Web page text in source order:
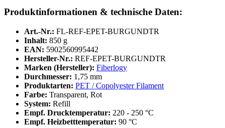
Produktinformationen & technische Daten:
Art.-Nr.: FL-REF-EPET-BURGUNDTR
Inhalt: 850 g
EAN: 5902560995442
Hersteller-Nr.: REF-EPET-BURGUNDTR
Marken (Hersteller): Fiberlogy
Durchmesser: 1,75 mm
Produktarten: PET / Copolyester Filament
Farbe: Transparent, Rot
System: Refill
Empf. Drucktemperatur: 220 - 250 °C
Empf. Heizbetttemperatur: 90 °C